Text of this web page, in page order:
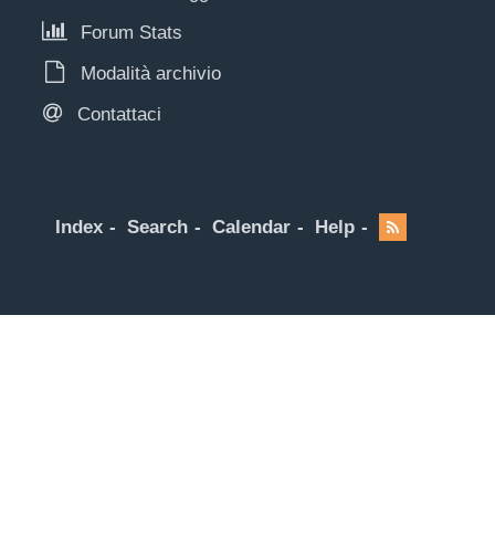
Forum Stats
Modalità archivio
Contattaci
Index Search Calendar Help